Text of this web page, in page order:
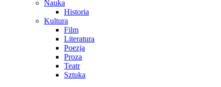
Nauka
Historia
Kultura
Film
Literatura
Poezja
Proza
Teatr
Sztuka